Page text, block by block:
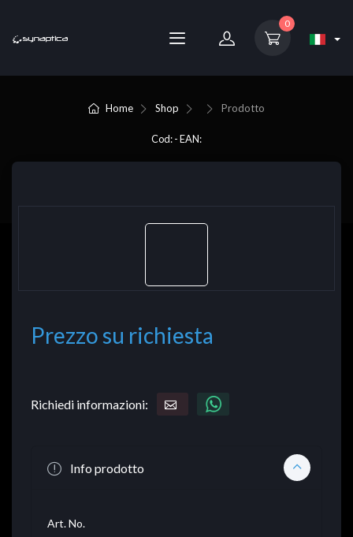
0
Home Shop Prodotto
Cod: - EAN:
Prezzo su richiesta
Richiedi informazioni:
Info prodotto
Art. No.